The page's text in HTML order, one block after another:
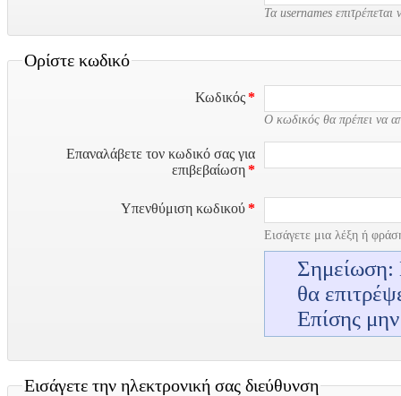
Τα usernames
Ορίστε κωδικό
Κωδικός*
Ο κωδικός θα πρέπει να
Επαναλάβετε τον κωδικό σας για
επιβεβαίωση*
Υπενθύμιση κωδικού*
Εισάγετε μια λέξη ή
Σημείωση:
θα
Επίσης
Εισάγετε την ηλεκτρονική σας διεύθυνση